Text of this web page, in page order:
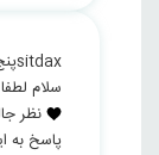
sitdax
سلام
نظر
پاسخ به